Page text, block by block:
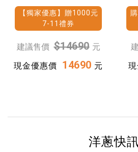
裝
【獨家優惠】贈1000元
7-11禮券
建議售價 $14690 元
現金優惠價
14690 元
洋蔥快訊